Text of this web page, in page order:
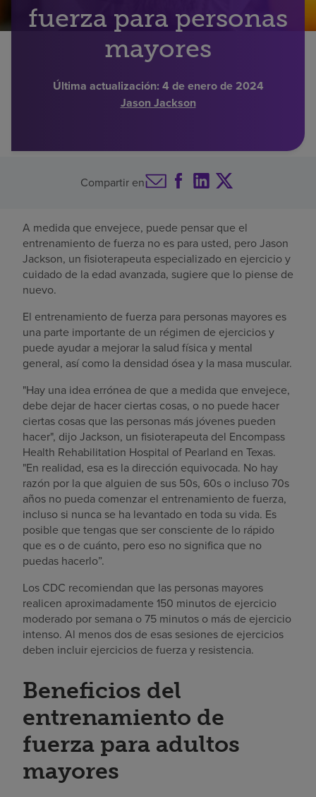
Buscar un centro
fuerza para personas
mayores
Última actualización: 4 de enero de 2024
Jason Jackson
Compartir en
A medida que envejece, puede pensar que el
entrenamiento de fuerza no es para usted, pero Jason
Jackson, un fisioterapeuta especializado en ejercicio y
cuidado de la edad avanzada, sugiere que lo piense de
nuevo.
El entrenamiento de fuerza para personas mayores es
una parte importante de un régimen de ejercicios y
puede ayudar a mejorar la salud física y mental
general, así como la densidad ósea y la masa muscular.
"Hay una idea errónea de que a medida que envejece,
debe dejar de hacer ciertas cosas, o no puede hacer
ciertas cosas que las personas más jóvenes pueden
hacer", dijo Jackson, un fisioterapeuta del Encompass
Health Rehabilitation Hospital of Pearland en Texas.
"En realidad, esa es la dirección equivocada. No hay
razón por la que alguien de sus 50s, 60s o incluso 70s
años no pueda comenzar el entrenamiento de fuerza,
incluso si nunca se ha levantado en toda su vida. Es
posible que tengas que ser consciente de lo rápido
que es o de cuánto, pero eso no significa que no
puedas hacerlo”.
Los CDC recomiendan que las personas mayores
realicen aproximadamente 150 minutos de ejercicio
moderado por semana o 75 minutos o más de ejercicio
intenso. Al menos dos de esas sesiones de ejercicios
deben incluir ejercicios de fuerza y resistencia.
Beneficios del
entrenamiento de
fuerza para adultos
mayores